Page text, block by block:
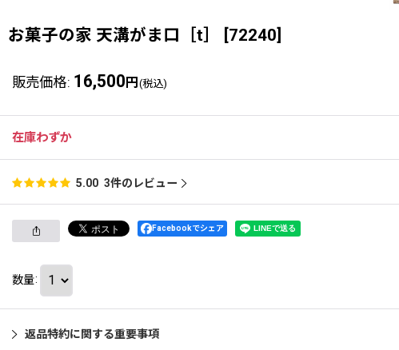
お菓子の家 天溝がま口［t］ 72240
販売価格: 16,500 円 (税込)
在庫わずか
5.00 3件のレビュー
Facebookでシェア
数量:
返品特約に関する重要事項